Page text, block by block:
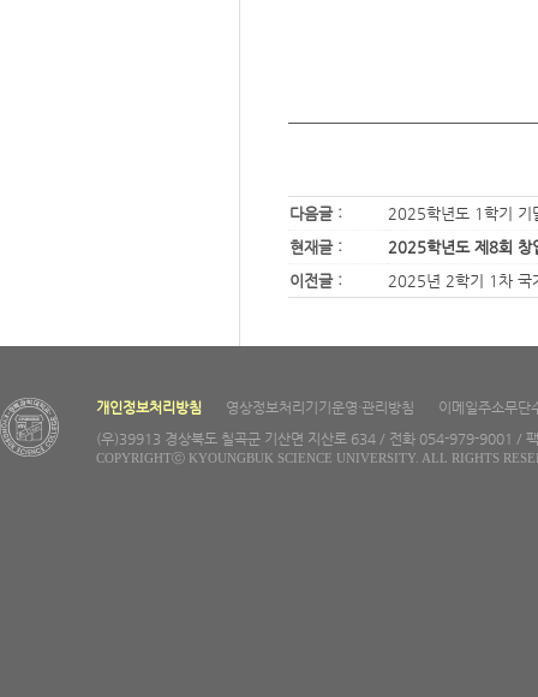
다음글 :
2025학년도 1학기 기
현재글 :
2025학년도 제8회 창
이전글 :
2025년 2학기 1차 국
개인정보처리방침 영상정보처리기기운영·관리방침
이메일주소무단
(우)39913 경상북도 칠곡군 기산면 지산로 634 / 전화 054-979-9001 /
COPYRIGHTⓒ KYOUNGBUK SCIENCE UNIVERSITY. ALL RIGHTS